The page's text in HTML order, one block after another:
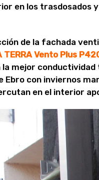
en los trasdosados
de la fachada
TERRA Vento Plus
la mejor
Ebro con inviernos
en el interior